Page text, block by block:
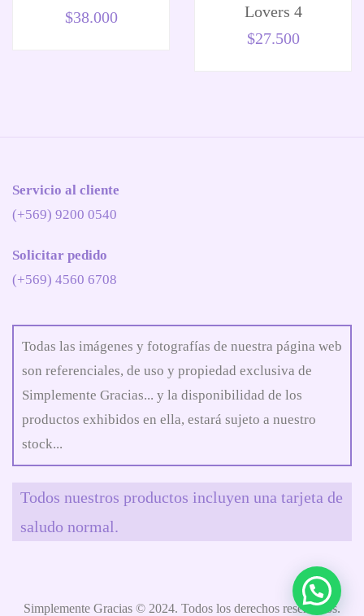
$38.000
Lovers 4
$27.500
Servicio al cliente
(+569) 9200 0540
Solicitar pedido
(+569) 4560 6708
Todas las imágenes y fotografías de nuestra página web
son referenciales, de uso y propiedad exclusiva de
Simplemente Gracias... y la disponibilidad de los
productos exhibidos en ella, estará sujeto a nuestro
stock...
Todos nuestros productos incluyen una tarjeta de
saludo normal.
Simplemente Gracias © 2024. Todos los derechos reservados.